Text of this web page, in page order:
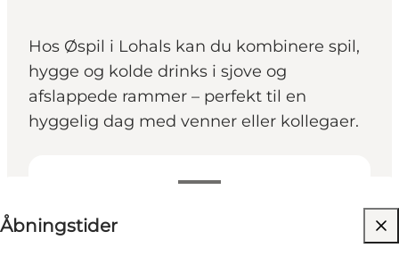
Hos Øspil i Lohals kan du kombinere spil,
hygge og kolde drinks i sjove og
afslappede rammer – perfekt til en
hyggelig dag med venner eller kollegaer.
ÅbningstiderBesøg hjemmeside